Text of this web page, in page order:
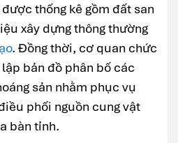
thống kê gồm đất san
xây dựng thông thường
. Đồng thời, cơ quan chức
bản đồ phân bố các
sản nhằm phục vụ
phối nguồn cung vật
bàn tỉnh.